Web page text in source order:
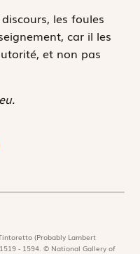
les foules
car il les
et non pas
(Probably Lambert
- 1594. © National Gallery of